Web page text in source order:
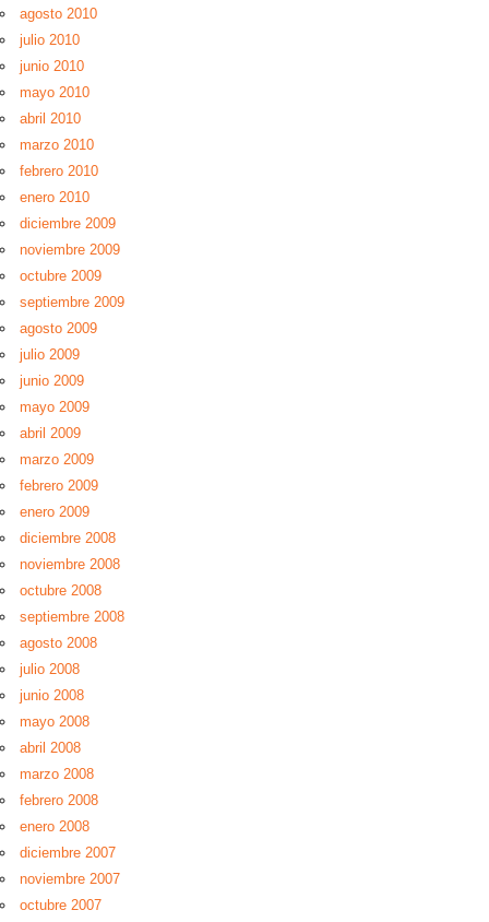
agosto 2010
julio 2010
junio 2010
mayo 2010
abril 2010
marzo 2010
febrero 2010
enero 2010
diciembre 2009
noviembre 2009
octubre 2009
septiembre 2009
agosto 2009
julio 2009
junio 2009
mayo 2009
abril 2009
marzo 2009
febrero 2009
enero 2009
diciembre 2008
noviembre 2008
octubre 2008
septiembre 2008
agosto 2008
julio 2008
junio 2008
mayo 2008
abril 2008
marzo 2008
febrero 2008
enero 2008
diciembre 2007
noviembre 2007
octubre 2007